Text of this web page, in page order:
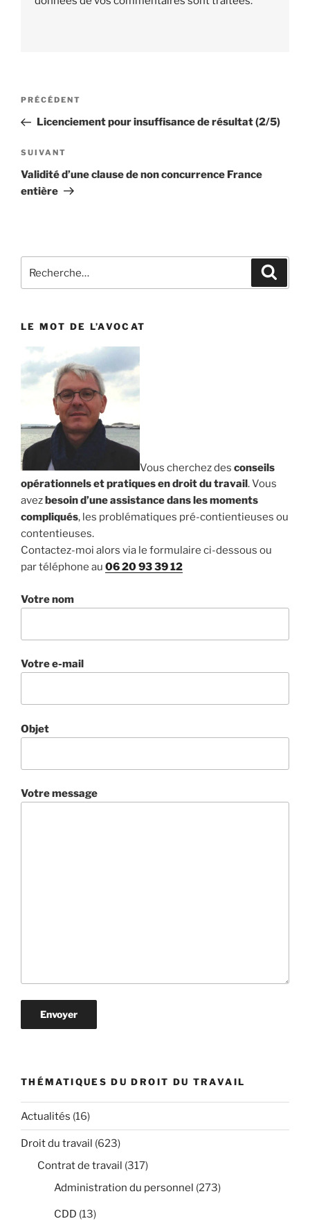
Navigation
l’article
Article
précédent
PRÉCÉDENT
Licenciement pour insuffisance de résultat (2/5)
Article
suivant
SUIVANT
Validité d’une clause de non concurrence France
entière
pour
LE MOT DE L’AVOCAT
Vous cherchez des conseils
opérationnels et pratiques en droit du travail. Vous
avezbesoin d’une assistance dans les moments
compliqués, les problématiques pré-contientieuses ou
contentieuses.
Contactez-moi alors via le formulaire ci-dessous ou
par téléphone au 06 20 93 39 12
Votre nom
Votre e-mail
Objet
Votre message
THÉMATIQUES DU DROIT DU TRAVAIL
Actualités (16)
Droit du travail (623)
Contrat de travail (317)
Administration du personnel (273)
CDD (13)